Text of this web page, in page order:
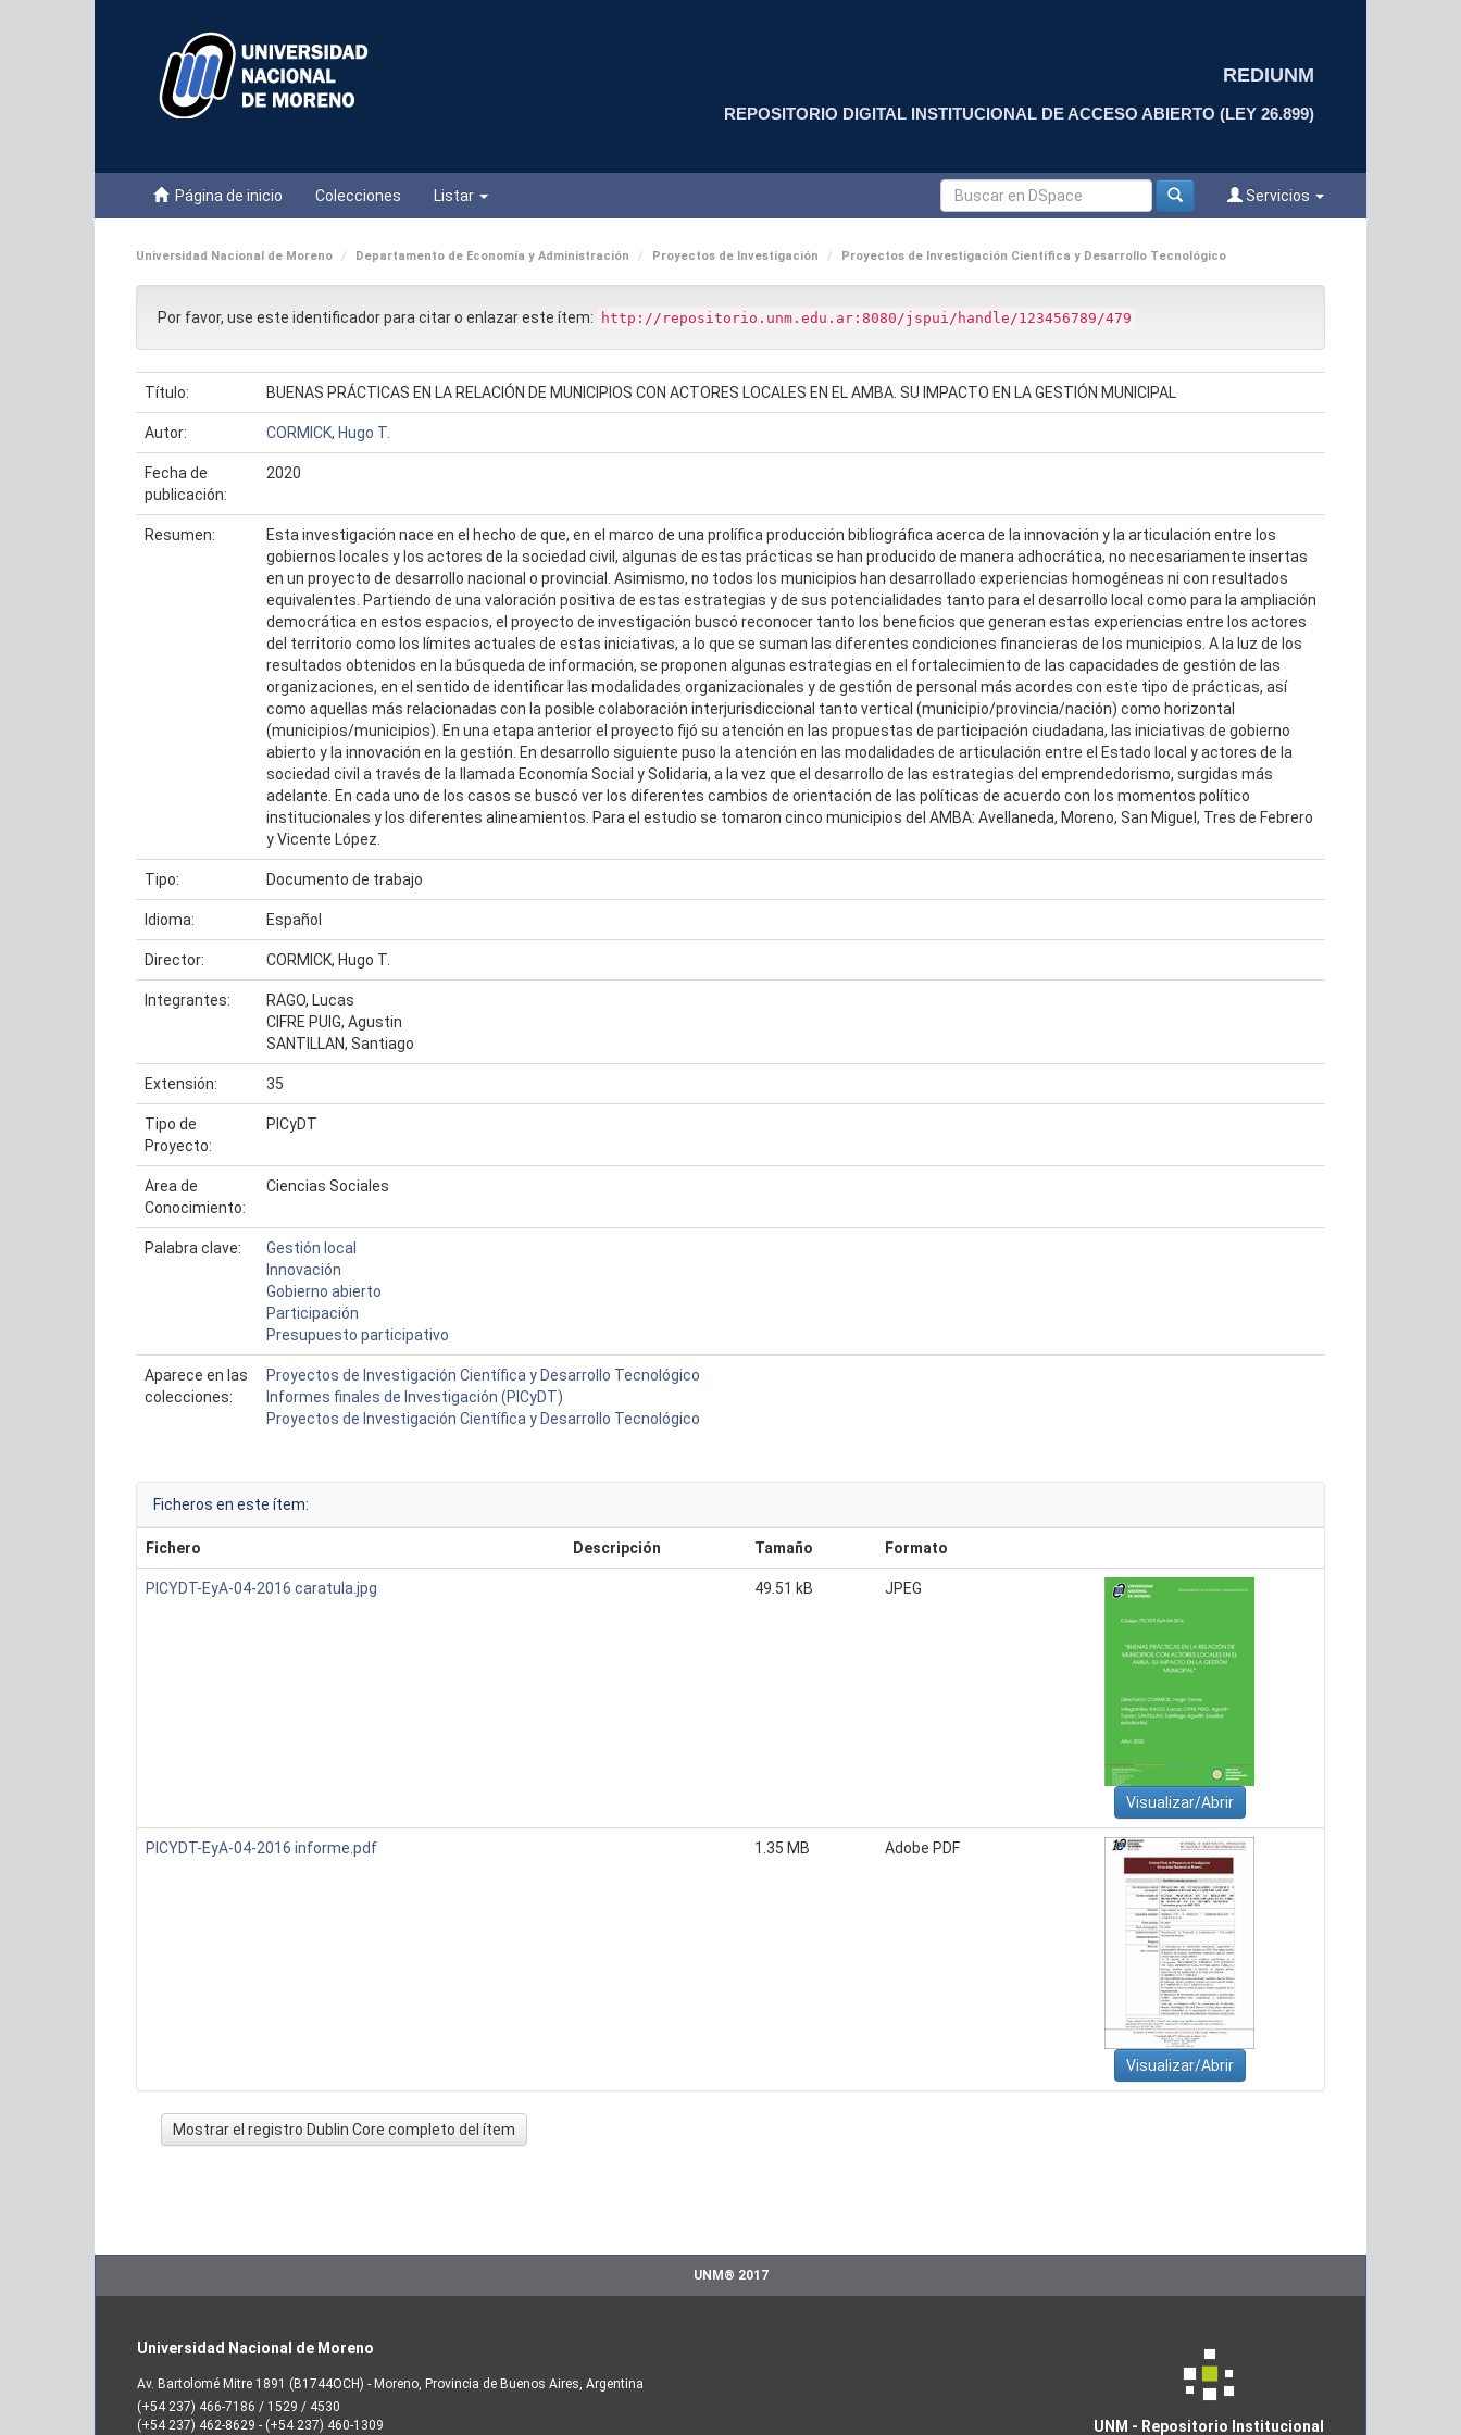
REDIUNM
REPOSITORIO DIGITAL INSTITUCIONAL DE ACCESO ABIERTO (LEY 26.899)
Página de inicio Colecciones Listar Servicios
Universidad Nacional de Moreno Departamento de Economía y Administración Proyectos de Investigación Proyectos de Investigación Científica y Desarrollo Tecnológico
Por favor, use este identificador para citar o enlazar este ítem: http://repositorio.unm.edu.ar:8080/jspui/handle/123456789/479
Título: BUENAS PRÁCTICAS EN LA RELACIÓN DE MUNICIPIOS CON ACTORES LOCALES EN EL AMBA. SU IMPACTO EN LA GESTIÓN MUNICIPAL
Autor: CORMICK, Hugo T.
Fecha de
publicación:
2020
Resumen:
Esta investigación nace en el hecho de que, en el marco de una prolífica producción bibliográfica acerca de la innovación y la articulación entre los
gobiernos locales y los actores de la sociedad civil, algunas de estas prácticas se han producido de manera adhocrática, no necesariamente insertas
en un proyecto de desarrollo nacional o provincial. Asimismo, no todos los municipios han desarrollado experiencias homogéneas ni con resultados
equivalentes. Partiendo de una valoración positiva de estas estrategias y de sus potencialidades tanto para el desarrollo local como para la ampliación
democrática en estos espacios, el proyecto de investigación buscó reconocer tanto los beneficios que generan estas experiencias entre los actores
del territorio como los límites actuales de estas iniciativas, a lo que se suman las diferentes condiciones financieras de los municipios. A la luz de los
resultados obtenidos en la búsqueda de información, se proponen algunas estrategias en el fortalecimiento de las capacidades de gestión de las
organizaciones, en el sentido de identificar las modalidades organizacionales y de gestión de personal más acordes con este tipo de prácticas, así
como aquellas más relacionadas con la posible colaboración interjurisdiccional tanto vertical (municipio/provincia/nación) como horizontal
(municipios/municipios). En una etapa anterior el proyecto fijó su atención en las propuestas de participación ciudadana, las iniciativas de gobierno
abierto y la innovación en la gestión. En desarrollo siguiente puso la atención en las modalidades de articulación entre el Estado local y actores de la
sociedad civil a través de la llamada Economía Social y Solidaria, a la vez que el desarrollo de las estrategias del emprendedorismo, surgidas más
adelante. En cada uno de los casos se buscó ver los diferentes cambios de orientación de las políticas de acuerdo con los momentos político
institucionales y los diferentes alineamientos. Para el estudio se tomaron cinco municipios del AMBA: Avellaneda, Moreno, San Miguel, Tres de Febrero
y Vicente López.
Tipo: Documento de trabajo
Idioma: Español
Director: CORMICK, Hugo T.
Integrantes:
RAGO, Lucas
CIFRE PUIG, Agustin
SANTILLAN, Santiago
Extensión: 35
Tipo de
Proyecto:
PICyDT
Area de
Conocimiento:
Ciencias Sociales
Palabra clave:
Gestión local
Innovación
Gobierno abierto
Participación
Presupuesto participativo
Aparece en las
colecciones:
Proyectos de Investigación Científica y Desarrollo Tecnológico
Informes finales de Investigación (PICyDT)
Proyectos de Investigación Científica y Desarrollo Tecnológico
Ficheros en este ítem:
Fichero Descripción Tamaño Formato
PICYDT-EyA-04-2016 caratula.jpg 49.51 kB JPEG
Visualizar/Abrir
PICYDT-EyA-04-2016 informe.pdf 1.35 MB Adobe PDF
Visualizar/Abrir
Mostrar el registro Dublin Core completo del ítem
UNM® 2017
Universidad Nacional de Moreno
Av. Bartolomé Mitre 1891 (B1744OCH) - Moreno, Provincia de Buenos Aires, Argentina
(+54 237) 466-7186 / 1529 / 4530
(+54 237) 462-8629 - (+54 237) 460-1309
UNM - Repositorio Institucional